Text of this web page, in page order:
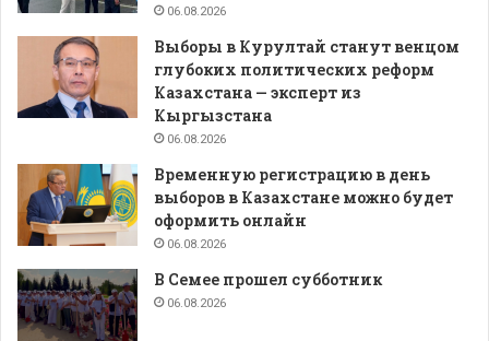
06.08.2026
Выборы в Курултай станут венцом
глубоких политических реформ
Казахстана — эксперт из
Кыргызстана
06.08.2026
Временную регистрацию в день
выборов в Казахстане можно будет
оформить онлайн
06.08.2026
В Семее прошел субботник
06.08.2026